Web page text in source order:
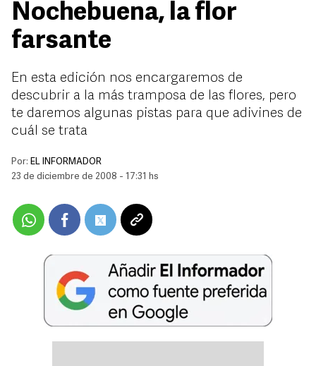
Nochebuena, la flor
farsante
En esta edición nos encargaremos de
descubrir a la más tramposa de las flores, pero
te daremos algunas pistas para que adivines de
cuál se trata
Por: EL INFORMADOR
23 de diciembre de 2008 - 17:31 hs